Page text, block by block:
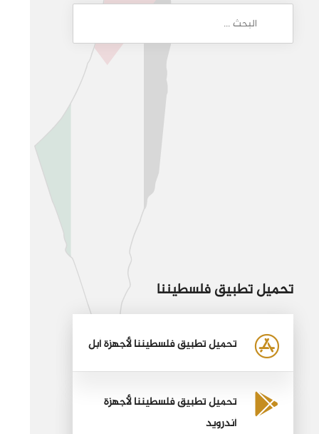
تحميل تطبيق فلسطيننا
تحميل تطبيق فلسطيننا لأجهزة أبل
تحميل تطبيق فلسطيننا لأجهزة
أندرويد